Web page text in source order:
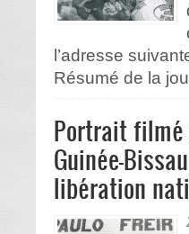
l’adresse
Résumé de la
Portrait filmé
Guinée-
libération